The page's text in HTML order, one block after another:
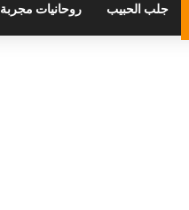
جلب الحبيب روحانيات مجربة